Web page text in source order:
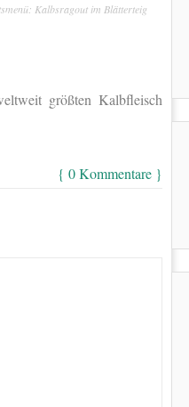
Kalbsragout im Blätterteig
größten Kalbfleisch
{ 0 Kommentare }